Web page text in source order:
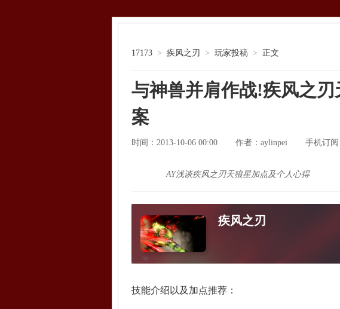
17173 > 疾风之刃 > 玩家投稿 > 正文
与神兽并肩作战!疾风之
案
时间：2013-10-06 00:00 作者： aylinpei 手机订阅
AY浅谈疾风之刃天狼星加点及个人心得
疾风之刃
技能介绍以及加点推荐：